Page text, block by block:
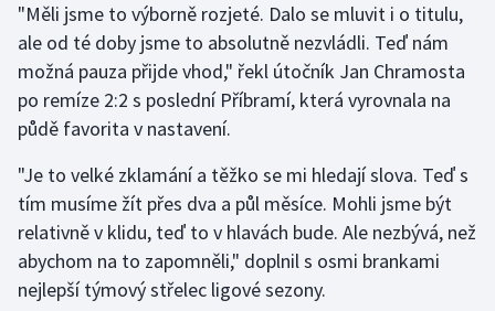
Golf
Gymnastika
Házená
Jezdectví
Judo
Krasobruslení
"Měli jsme to výborně rozjeté. Dalo se mluvit i o titulu,
ale od té doby jsme to absolutně nezvládli. Teď nám
možná pauza přijde vhod," řekl útočník Jan Chramosta
po remíze 2:2 s poslední Příbramí, která vyrovnala na
půdě favorita v nastavení.
"Je to velké zklamání a těžko se mi hledají slova. Teď s
tím musíme žít přes dva a půl měsíce. Mohli jsme být
relativně v klidu, teď to v hlavách bude. Ale nezbývá, než
abychom na to zapomněli," doplnil s osmi brankami
nejlepší týmový střelec ligové sezony.